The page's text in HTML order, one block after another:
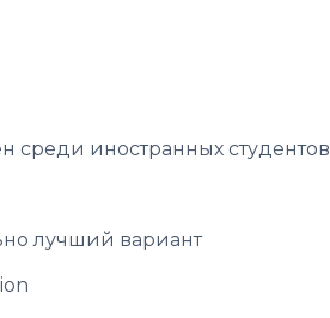
среди иностранных студентов
лучший вариант